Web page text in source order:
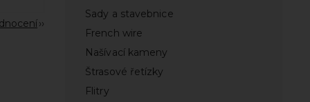
Sady a stavebnice
French wire
Našívací kameny
Štrasové řetízky
Flitry